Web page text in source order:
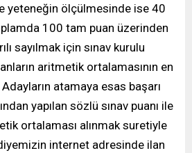
yeteneğin ölçülmesinde ise 40
100 tam puan üzerinden
sayılmak için sınav kurulu
aritmetik ortalamasının en
atamaya esas başarı
yapılan sözlü sınav puanı ile
ortalaması alınmak suretiyle
internet adresinde ilan